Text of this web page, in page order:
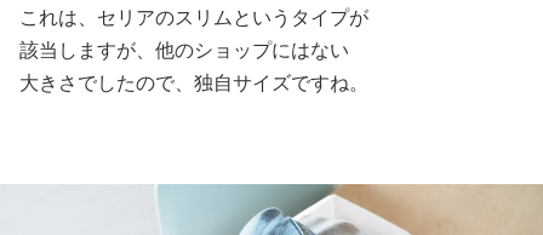
これは、セリアのスリムというタイプが
該当しますが、他のショップにはない
大きさでしたので、独自サイズですね。